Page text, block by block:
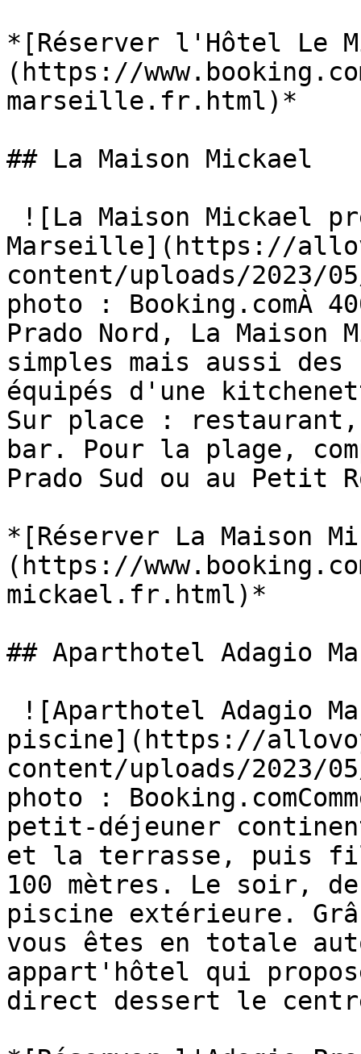
*[Réserver l'Hôtel Le
(https://
marseille.fr.html)*
## La Maison Mickael
Marseille](https://
content/uploads/2023/
photo : Booking.comÀ
Prado Nord, La Maison
simples mais aussi des
équipés d'une
Sur place :
bar. Pour la plage,
Prado Sud ou au Petit
*[Réserver La Maison
(https://
mickael.fr.html)*
## Aparthotel Adagio
piscine](https://
content/uploads/2023/
photo :
petit-déjeuner
et la terrasse, puis
100 mètres. Le soir,
piscine extérieure.
vous êtes en totale
appart'hôtel qui
direct dessert le